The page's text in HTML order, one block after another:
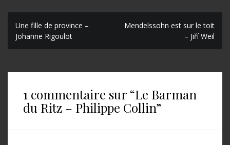
N
a
Une fille de province –
Johanne Rigoulot
Mendelssohn est sur le toit
– Jiří Weil
1 commentaire sur “Le Barman
du Ritz – Philippe Collin”